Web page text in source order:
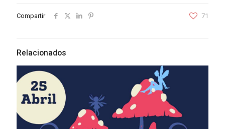
Compartir 71
Relacionados